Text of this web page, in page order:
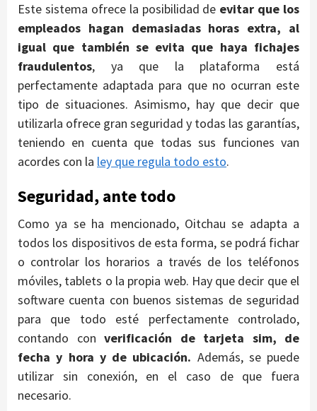
Este sistema ofrece la posibilidad de evitar que los
empleados hagan demasiadas horas extra, al
igual que también se evita que haya fichajes
fraudulentos, ya que la plataforma está
perfectamente adaptada para que no ocurran este
tipo de situaciones. Asimismo, hay que decir que
utilizarla ofrece gran seguridad y todas las garantías,
teniendo en cuenta que todas sus funciones van
acordes con la ley que regula todo esto.
Seguridad, ante todo
Como ya se ha mencionado, Oitchau se adapta a
todos los dispositivos de esta forma, se podrá fichar
o controlar los horarios a través de los teléfonos
móviles, tablets o la propia web. Hay que decir que el
software cuenta con buenos sistemas de seguridad
para que todo esté perfectamente controlado,
contando con verificación de tarjeta sim, de
fecha y hora y de ubicación. Además, se puede
utilizar sin conexión, en el caso de que fuera
necesario.